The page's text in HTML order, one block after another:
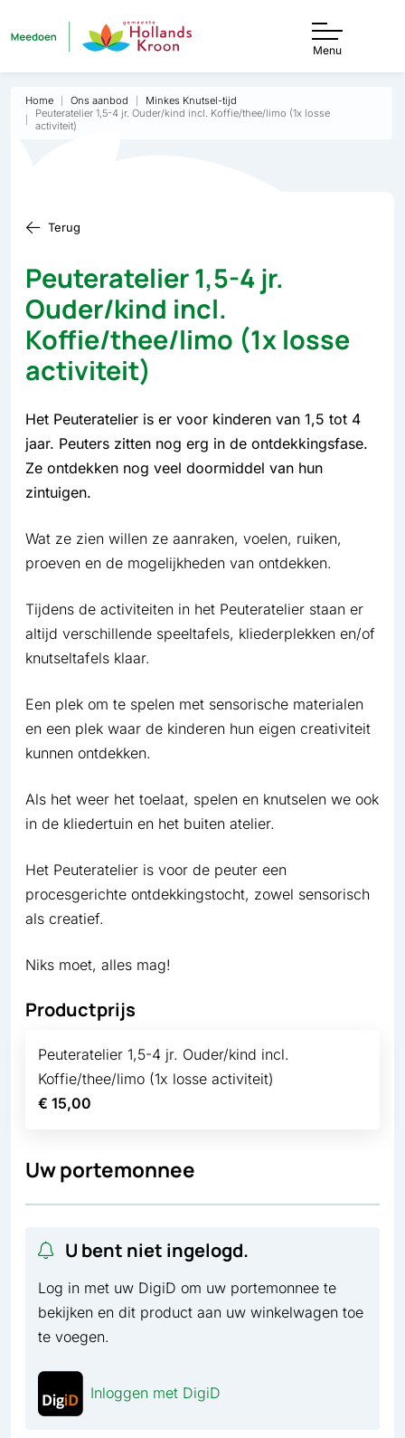
Menu
Home Ons aanbod
Minkes Knutsel-tijd
Peuteratelier 1,5-4 jr. Ouder/kind incl. Koffie/thee/limo (1x losse
activiteit)
Terug
Peuteratelier 1,5-4 jr.
Ouder/kind incl.
Koffie/thee/limo (1x losse
activiteit)
Het Peuteratelier is er voor kinderen van 1,5 tot 4
jaar. Peuters zitten nog erg in de ontdekkingsfase.
Ze ontdekken nog veel doormiddel van hun
zintuigen.
Wat ze zien willen ze aanraken, voelen, ruiken,
proeven en de mogelijkheden van ontdekken.
Tijdens de activiteiten in het Peuteratelier staan er
altijd verschillende speeltafels, kliederplekken en/of
knutseltafels klaar.
Een plek om te spelen met sensorische materialen
en een plek waar de kinderen hun eigen creativiteit
kunnen ontdekken.
Als het weer het toelaat, spelen en knutselen we ook
in de kliedertuin en het buiten atelier.
Het Peuteratelier is voor de peuter een
procesgerichte ontdekkingstocht, zowel sensorisch
als creatief.
Niks moet, alles mag!
Productprijs
Peuteratelier 1,5-4 jr. Ouder/kind incl.
Koffie/thee/limo (1x losse activiteit)
€ 15,00
Uw portemonnee
U bent niet ingelogd.
Log in met uw DigiD om uw portemonnee te
bekijken en dit product aan uw winkelwagen toe
te voegen.
Inloggen met DigiD